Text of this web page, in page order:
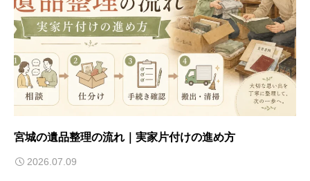
宮城の遺品整理の流れ｜実家片付けの進め方
2026.07.09